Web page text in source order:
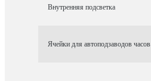
Внутренняя подсветка
Ячейки для автоподзаводов часов